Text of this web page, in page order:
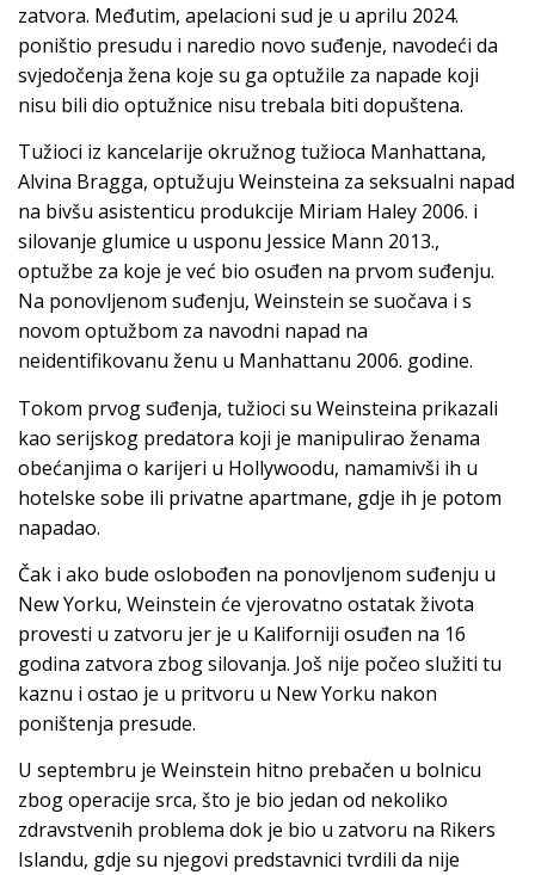
zatvora. Međutim, apelacioni sud je u aprilu 2024.
poništio presudu i naredio novo suđenje, navodeći da
svjedočenja žena koje su ga optužile za napade koji
nisu bili dio optužnice nisu trebala biti dopuštena.
Tužioci iz kancelarije okružnog tužioca Manhattana,
Alvina Bragga, optužuju Weinsteina za seksualni napad
na bivšu asistenticu produkcije Miriam Haley 2006. i
silovanje glumice u usponu Jessice Mann 2013.,
optužbe za koje je već bio osuđen na prvom suđenju.
Na ponovljenom suđenju, Weinstein se suočava i s
novom optužbom za navodni napad na
neidentifikovanu ženu u Manhattanu 2006. godine.
Tokom prvog suđenja, tužioci su Weinsteina prikazali
kao serijskog predatora koji je manipulirao ženama
obećanjima o karijeri u Hollywoodu, namamivši ih u
hotelske sobe ili privatne apartmane, gdje ih je potom
napadao.
Čak i ako bude oslobođen na ponovljenom suđenju u
New Yorku, Weinstein će vjerovatno ostatak života
provesti u zatvoru jer je u Kaliforniji osuđen na 16
godina zatvora zbog silovanja. Još nije počeo služiti tu
kaznu i ostao je u pritvoru u New Yorku nakon
poništenja presude.
U septembru je Weinstein hitno prebačen u bolnicu
zbog operacije srca, što je bio jedan od nekoliko
zdravstvenih problema dok je bio u zatvoru na Rikers
Islandu, gdje su njegovi predstavnici tvrdili da nije